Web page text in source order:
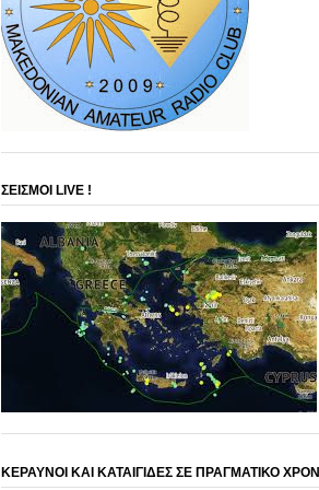
ΣΕΙΣΜΟΙ LIVE !
ΚΕΡΑΥΝΟΙ ΚΑΙ ΚΑΤΑΙΓΙΔΕΣ ΣΕ ΠΡΑΓΜΑΤΙΚΟ